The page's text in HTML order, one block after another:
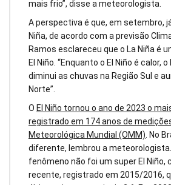
mais frio”, disse a meteorologista.
A perspectiva é que, em setembro,
Niña, de acordo com a previsão
Ramos esclareceu que o La Niña é
El Niño. “Enquanto o El Niño é calor,
diminui as chuvas na Região Sul e
Norte”.
O El Niño tornou o ano de 2023 o
registrado em 174 anos de
Meteorológica Mundial (OMM) . No
diferente, lembrou a
fenômeno não foi um super El Niño,
recente, registrado em 2015/2016,